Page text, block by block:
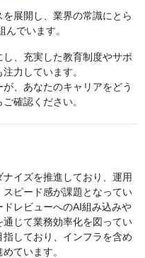
展開し、業界の常識にとら
でいます。
、充実した教育制度やサポ
力しています。
、あなたのキャリアをどう
確認ください。
イズを推進しており、運用
ピード感が課題となってい
レビューへのAI組み込みや
じて業務効率化を図ってい
しており、インフラを含め
ています。